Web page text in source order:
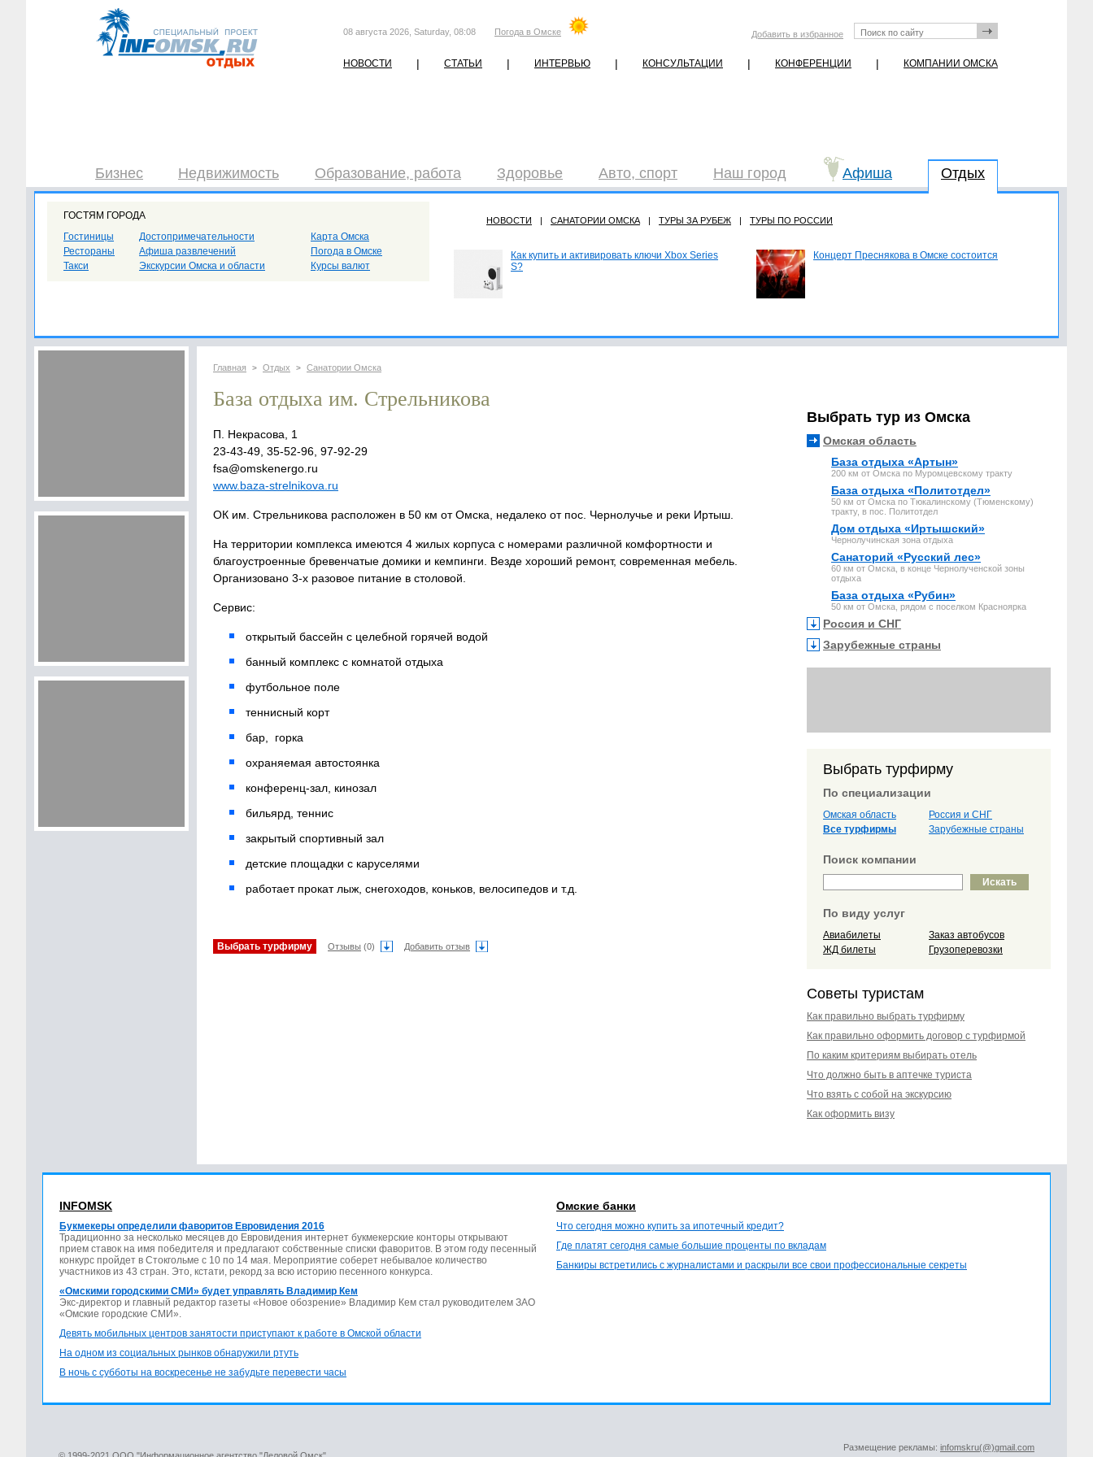
08 августа 2026, Saturday, 08:08 Погода в Омске Добавить в избранное
НОВОСТИ | СТАТЬИ | ИНТЕРВЬЮ | КОНСУЛЬТАЦИИ | КОНФЕРЕНЦИИ | КОМПАНИИ ОМСКА
Бизнес Недвижимость Образование, работа Здоровье Авто, спорт Наш город Афиша Отдых
ГОСТЯМ ГОРОДА
Гостиницы
Рестораны
Такси
Достопримечательности
Афиша развлечений
Экскурсии Омска и области
Карта Омска
Погода в Омске
Курсы валют
НОВОСТИ | САНАТОРИИ ОМСКА | ТУРЫ ЗА РУБЕЖ | ТУРЫ ПО РОССИИ
Как купить и активировать ключи Xbox Series
S?
Концерт Преснякова в Омске состоится
Главная > Отдых > Санатории Омска
База отдыха им. Стрельникова
П. Некрасова, 1
23-43-49, 35-52-96, 97-92-29
fsa@omskenergo.ru
www.baza-strelnikova.ru
ОК им. Стрельникова расположен в 50 км от Омска, недалеко от пос. Чернолучье и реки Иртыш.
На территории комплекса имеются 4 жилых корпуса с номерами различной комфортности и
благоустроенные бревенчатые домики и кемпинги. Везде хороший ремонт, современная мебель.
Организовано 3-х разовое питание в столовой.
Сервис:
открытый бассейн с целебной горячей водой
банный комплекс с комнатой отдыха
футбольное поле
теннисный корт
бар, горка
охраняемая автостоянка
конференц-зал, кинозал
бильярд, теннис
закрытый спортивный зал
детские площадки с каруселями
работает прокат лыж, снегоходов, коньков, велосипедов и т.д.
Выбрать турфирму Отзывы (0) Добавить отзыв
Выбрать тур из Омска
Омская область
База отдыха «Артын»
200 км от Омска по Муромцевскому тракту
База отдыха «Политотдел»
50 км от Омска по Тюкалинскому (Тюменскому)
тракту, в пос. Политотдел
Дом отдыха «Иртышский»
Чернолучинская зона отдыха
Санаторий «Русский лес»
60 км от Омска, в конце Чернолученской зоны
отдыха
База отдыха «Рубин»
50 км от Омска, рядом с поселком Красноярка
Россия и СНГ
Зарубежные страны
Выбрать турфирму
По специализации
Омская область
Все турфирмы
Россия и СНГ
Зарубежные страны
Поиск компании
По виду услуг
Авиабилеты
ЖД билеты
Заказ автобусов
Грузоперевозки
Советы туристам
Как правильно выбрать турфирму
Как правильно оформить договор с турфирмой
По каким критериям выбирать отель
Что должно быть в аптечке туриста
Что взять с собой на экскурсию
Как оформить визу
INFOMSK
Букмекеры определили фаворитов Евровидения 2016
Традиционно за несколько месяцев до Евровидения интернет букмекерские конторы открывают
прием ставок на имя победителя и предлагают собственные списки фаворитов. В этом году песенный
конкурс пройдет в Стокгольме с 10 по 14 мая. Мероприятие соберет небывалое количество
участников из 43 стран. Это, кстати, рекорд за всю историю песенного конкурса.
«Омскими городскими СМИ» будет управлять Владимир Кем
Экс-директор и главный редактор газеты «Новое обозрение» Владимир Кем стал руководителем ЗАО
«Омские городские СМИ».
Девять мобильных центров занятости приступают к работе в Омской области
На одном из социальных рынков обнаружили ртуть
В ночь с субботы на воскресенье не забудьте перевести часы
Омские банки
Что сегодня можно купить за ипотечный кредит?
Где платят сегодня самые большие проценты по вкладам
Банкиры встретились с журналистами и раскрыли все свои профессиональные секреты
Размещение рекламы: infomskru(@)gmail.com